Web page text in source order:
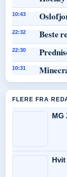
10:43
22:32 Beste
22:30
10:31
FLERE FRA
MG
Hvit